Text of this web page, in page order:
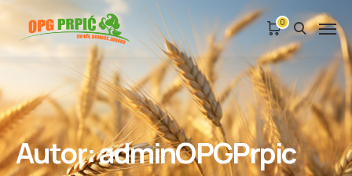
0
Autor:adminOPGPrpic